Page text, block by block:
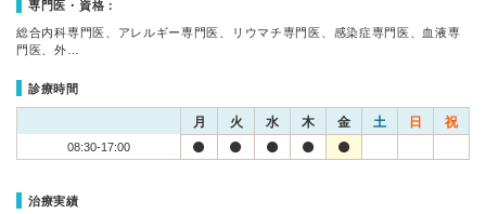
専門医・資格：
総合内科専門医、アレルギー専門医、リウマチ専門医、感染症専門医、血液専
門医、外…
診療時間
月 火 水 木 金 土 日 祝
08:30-17:00
治療実績